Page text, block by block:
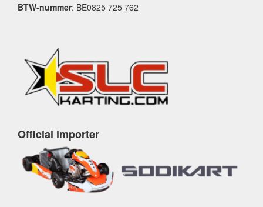
BTW-nummer: BE0825 725 762
Official importer